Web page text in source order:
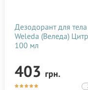
Дезодорант для тела
Weleda (Веледа)
100 мл
403 грн.